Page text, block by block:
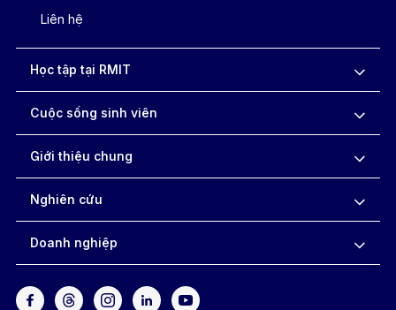
Liên hệ
Học tập tại RMIT
Cuộc sống sinh viên
Giới thiệu chung
Nghiên cứu
Doanh nghiệp